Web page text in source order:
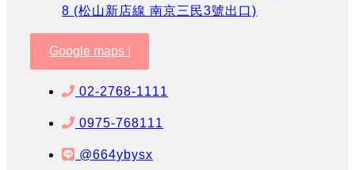
8 (松山新店線 南京三民3號出口)
Google maps !
02-2768-1111
0975-768111
@664ybysx